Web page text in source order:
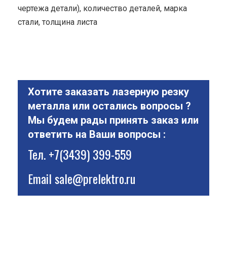
чертежа детали), количество деталей, марка
стали, толщина листа
Хотите заказать лазерную резку
металла или остались вопросы ?
Мы будем рады принять заказ или
ответить на Ваши вопросы :
Тел.+7(3439) 399-559
Emailsale@prelektro.ru